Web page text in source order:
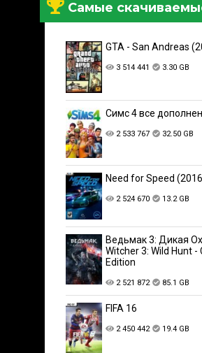
Самые
GTA - San Andreas
3 514 441 3.30 GB
Симс 4 все
2 533 767 32.50 GB
Need for Speed
2 524 670 13.2 GB
Ведьмак 3: Дикая
Witcher 3: Wild Hunt -
Edition
2 521 872 85.1 GB
FIFA 16
2 450 442 19.4 GB